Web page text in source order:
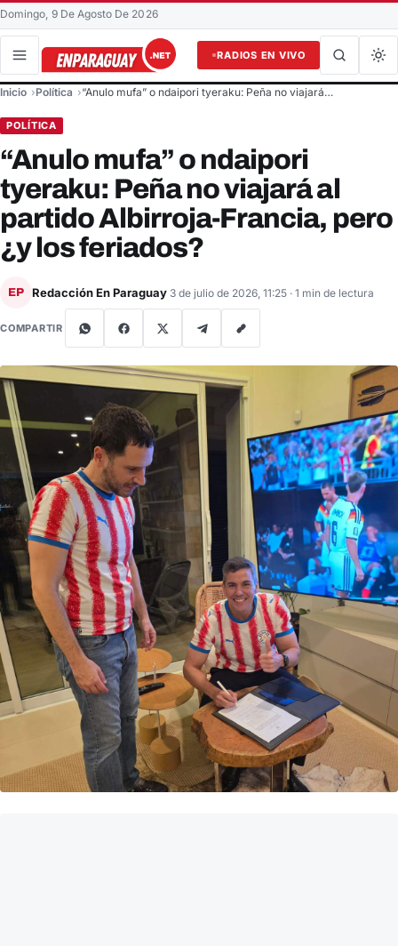
Domingo, 9 De Agosto De 2026
RADIOS EN VIVO
Buscar en el sitio
Inicio Política “Anulo mufa” o ndaipori tyeraku: Peña no viajará…
POLÍTICA
“Anulo mufa” o ndaipori
tyeraku: Peña no viajará al
partido Albirroja-Francia, pero
¿y los feriados?
EP Redacción En Paraguay 3 de julio de 2026, 11:25 · 1 min de lectura
COMPARTIR